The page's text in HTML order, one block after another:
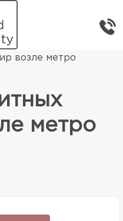
возле метро
метро